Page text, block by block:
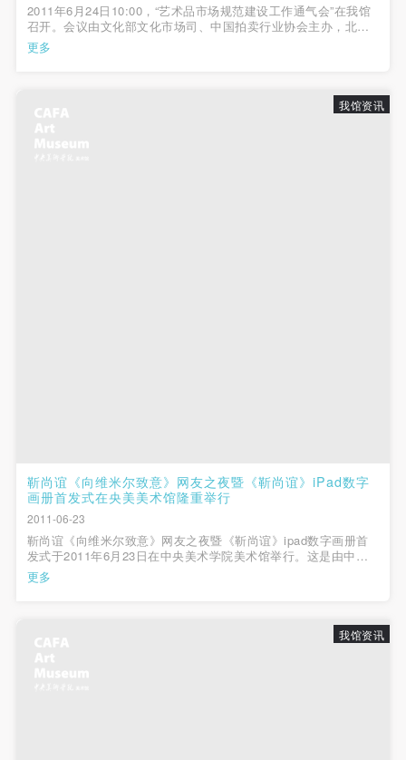
2011年6月24日10:00，“艺术品市场规范建设工作通气会”在我馆
召开。会议由文化部文化市场司、中国拍卖行业协会主办，北京
市文化局、中央美术学院承办。与会政府官员、专家学者和业内
人士就进一步推进艺术品市场规范建设展开了深入研讨。文化部
更多
我馆资讯
靳尚谊《向维米尔致意》网友之夜暨《靳尚谊》iPad数字
画册首发式在央美美术馆隆重举行
2011-06-23
靳尚谊《向维米尔致意》网友之夜暨《靳尚谊》ipad数字画册首
发式于2011年6月23日在中央美术学院美术馆举行。这是由中央
美术学院主办，雅昌企业（集团）有限公司、北京国子监油画艺
术馆有限公司协办举行的靳尚谊《向维米尔致意》文化活动中的
更多
我馆资讯